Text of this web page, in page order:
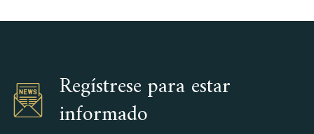
Regístrese para estar
informado